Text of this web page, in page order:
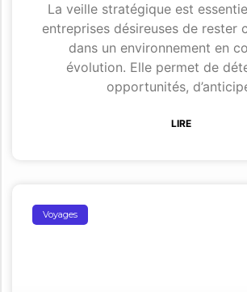
La veille stratégique est
entreprises désireuses de rester
dans un environnement en
évolution. Elle permet de
opportunités,
LIRE
Voyages